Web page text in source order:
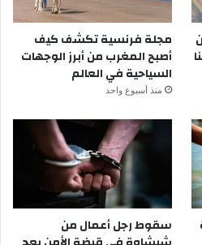
مجلة فرنسية تكشف كيف
أصبح المغرب من أبرز الوجهات
السياحية في العالم
منذ أسبوع واحد
سقوط رجل أعمال من